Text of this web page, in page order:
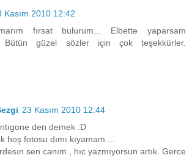
Kasım 2010 12:42
fırsat bulurum... Elbette yaparsam
Bütün güzel sözler için çok teşekkürler.
23 Kasım 2010 12:44
den demek :D
hoş fotosu dımı kıyamam ...
sen canım , hıc yazmıyorsun artık. Gerce